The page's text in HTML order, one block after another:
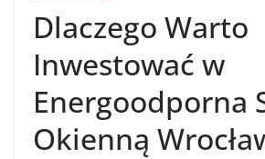
Dlaczego Warto
Inwestować w
Energoodporna
Okienną